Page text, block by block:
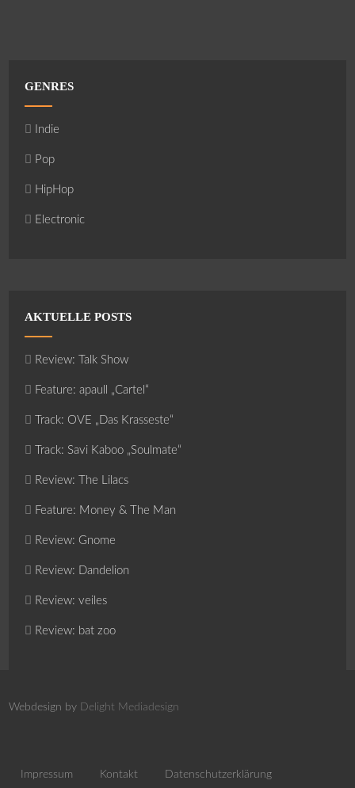
GENRES
Indie
Pop
HipHop
Electronic
AKTUELLE POSTS
Review: Talk Show
Feature: apaull „Cartel“
Track: OVE „Das Krasseste“
Track: Savi Kaboo „Soulmate“
Review: The Lilacs
Feature: Money & The Man
Review: Gnome
Review: Dandelion
Review: veiles
Review: bat zoo
Webdesign by Delight Mediadesign
Impressum Kontakt Datenschutzerklärung